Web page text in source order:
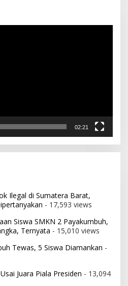
02:21
Ilegal di Sumatera Barat,
- 17,593 views
Siswa SMKN 2 Payakumbuh,
Ternyata - 15,010 views
Tewas, 5 Siswa Diamankan -
Juara Piala Presiden - 13,094